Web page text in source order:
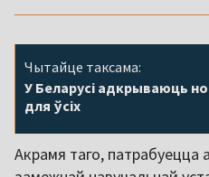
Чытайце таксама:
У Беларусі адкрываюць
для ўсіх
Акрамя таго,